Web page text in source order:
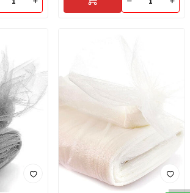
W
h
a
t
a
p
p
D
e
s
t
e
H
a
t
t